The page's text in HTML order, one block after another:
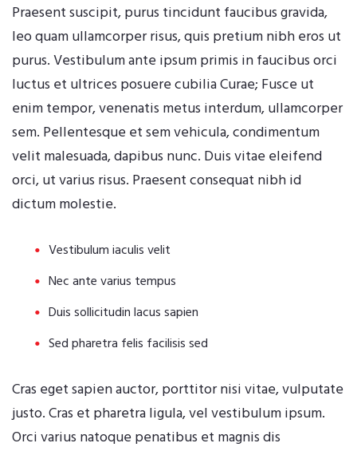
Praesent suscipit, purus tincidunt faucibus gravida,
leo quam ullamcorper risus, quis pretium nibh eros ut
purus. Vestibulum ante ipsum primis in faucibus orci
luctus et ultrices posuere cubilia Curae; Fusce ut
enim tempor, venenatis metus interdum, ullamcorper
sem. Pellentesque et sem vehicula, condimentum
velit malesuada, dapibus nunc. Duis vitae eleifend
orci, ut varius risus. Praesent consequat nibh id
dictum molestie.
Vestibulum iaculis velit
Nec ante varius tempus
Duis sollicitudin lacus sapien
Sed pharetra felis facilisis sed
Cras eget sapien auctor, porttitor nisi vitae, vulputate
justo. Cras et pharetra ligula, vel vestibulum ipsum.
Orci varius natoque penatibus et magnis dis